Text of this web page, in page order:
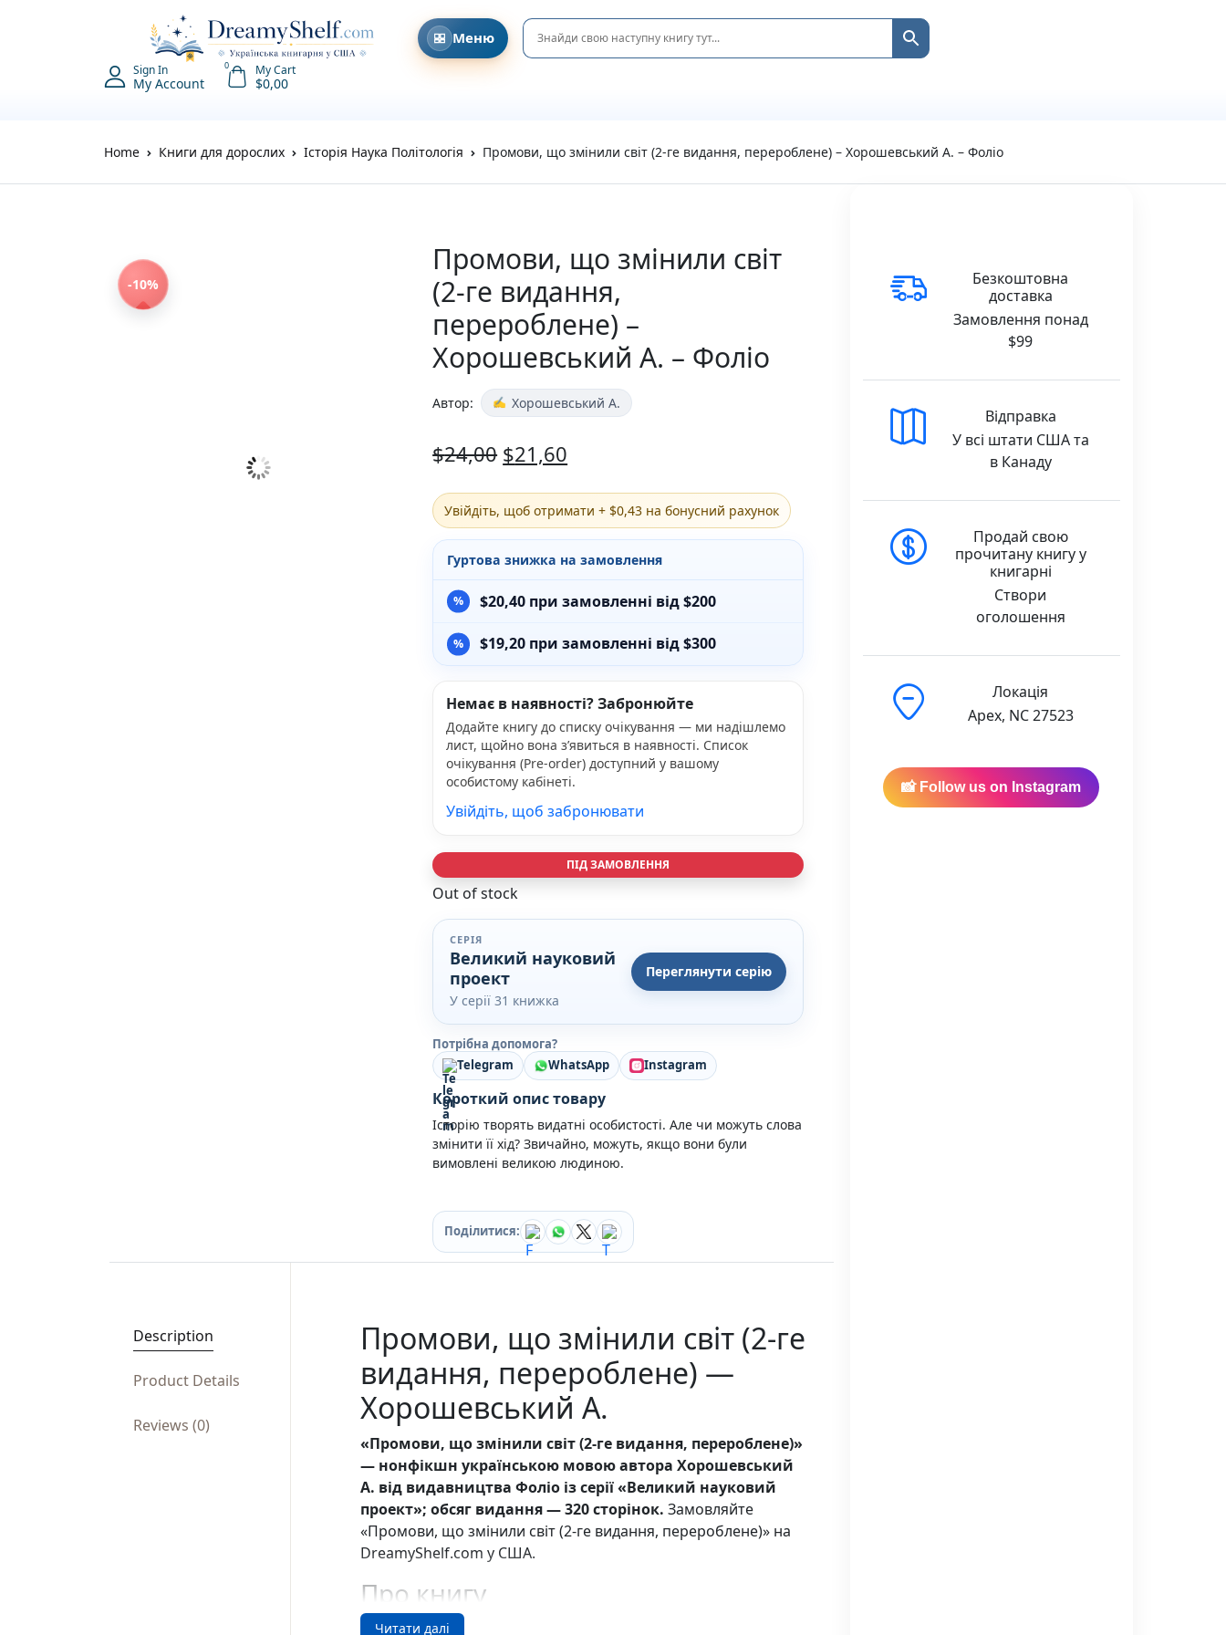
Меню
Головна
Блог та Новини
Refund and Returns Policy
Новинки
Очікувані новинки
Акційні пропозиції
Подарунки та аксесуари
Пазли
Вітальні листівки
Подарункові елементи
На день народження
На День Валентина
Книги для дорослих
Українська класика
Сучасна українська проза
Світова класика
Поезія та драматургія
Детективи
Жахи та трилери
Саморозвиток, мотивація, філософія
Історія Наука Політологія
Батьківство та виховання
Книги про Україну
Біографічні твори
Біблії
Духовна література
Ігри для дорослих
Зарубіжні письменники
Різдвяні / Зимові
Віммельбухи
Казки Вірші Оповідання
Книги з наліпками
Вчимося читати
Прописи для дітей
Багаторазові прописи / Книги на липучках
Книги для першого читання
Самостійне читання (6+)
Книги для читання 10+
Розмальовки та Аплікації
Енциклопедії
Навчальні книги
Книги про Україну
Ігри для дітей
Різдвяні / Зимові
Жанри
Тематичні підбірки
Love story mood: підбірка книжок для неї
Подарунок для нього
Біографії що надихають
Книжкові історії на екрані
Прокачай себе
Розпродаж пошкоджених книг
Вживані книги
Подарункові книги
Сучасна українська проза
Sign In
My Account
0 My Cart
$0,00
Home Книги для дорослих Історія Наука Політологія Промови, що змінили світ (2-ге видання, перероблене) – Хорошевський А. – Фоліо
-10%
Промови, що змінили світ
(2-ге видання,
перероблене) –
Хорошевський А. – Фоліо
Автор: Хорошевський А.
$24,00 $21,60
Увійдіть, щоб отримати + $0,43 на бонусний рахунок
Гуртова знижка на замовлення
$20,40при замовленні від $200
$19,20при замовленні від $300
Немає в наявності? Забронюйте
Додайте книгу до списку очікування — ми надішлемо
лист, щойно вона з’явиться в наявності. Список
очікування (Pre-order) доступний у вашому
особистому кабінеті.
Увійдіть, щоб забронювати
ПІД ЗАМОВЛЕННЯ
Out of stock
СЕРІЯ
Великий науковий
проект
У серії 31 книжка
Переглянути серію
Потрібна допомога?
Telegram
WhatsApp Instagram
Короткий опис товару
Історію творять видатні особистості. Але чи можуть слова
змінити її хід? Звичайно, можуть, якщо вони були
вимовлені великою людиною.
Поділитися:
Description
Product Details
Reviews (0)
Промови, що змінили світ (2-ге
видання, перероблене) —
Хорошевський А.
«Промови, що змінили світ (2-ге видання, перероблене)»
— нонфікшн українською мовою автора Хорошевський
А. від видавництва Фоліо із серії «Великий науковий
проект»; обсяг видання — 320 сторінок. Замовляйте
«Промови, що змінили світ (2-ге видання, перероблене)» на
DreamyShelf.com у США.
Про книгу
Історію творять видатні особистості. Але чи можуть слова
Читати далі
Безкоштовна
доставка
Замовлення понад
$99
Відправка
У всі штати США та
в Канаду
Продай свою
прочитану книгу у
книгарні
Створи
оголошення
Локація
Apex, NC 27523
📸 Follow us on Instagram